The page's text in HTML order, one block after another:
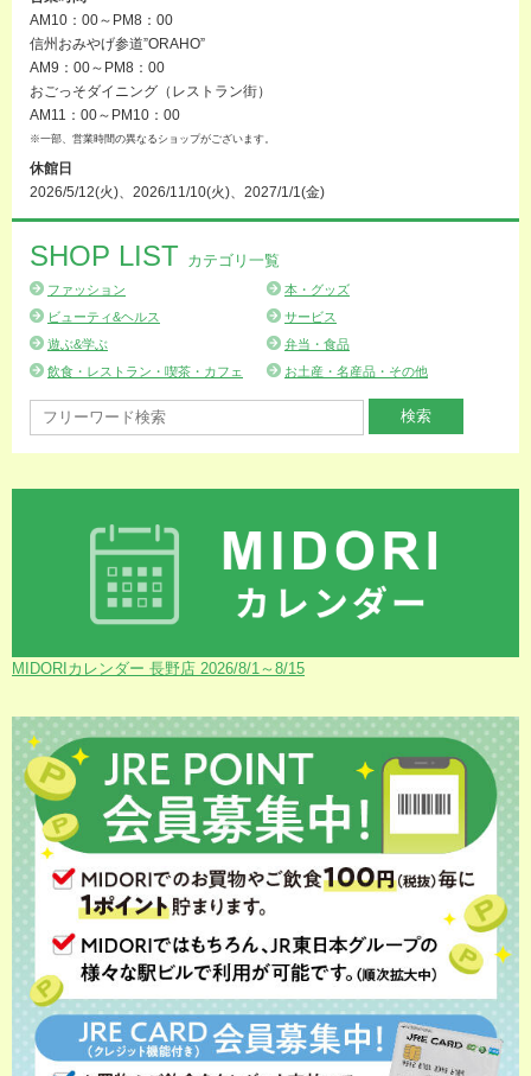
AM10：00～PM8：00
信州おみやげ参道”ORAHO”
AM9：00～PM8：00
おごっそダイニング（レストラン街）
AM11：00～PM10：00
※一部、営業時間の異なるショップがございます。
休館日
2026/5/12(火)、2026/11/10(火)、2027/1/1(金)
SHOP LIST カテゴリ一覧
ファッション
本・グッズ
ビューティ&ヘルス
サービス
遊ぶ&学ぶ
弁当・食品
飲食・レストラン・喫茶・カフェ
お土産・名産品・その他
MIDORIカレンダー 長野店 2026/8/1～8/15